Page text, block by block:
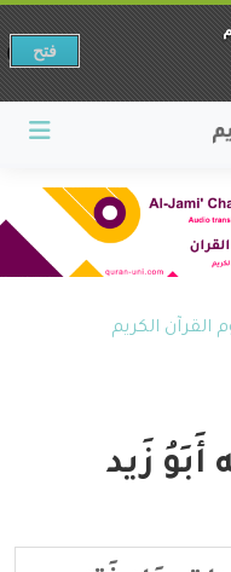
القرآن الكريم
أَبَوُ زَيد
فتح